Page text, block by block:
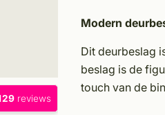
Modern
Dit deurbeslag
beslag is de
touch van de